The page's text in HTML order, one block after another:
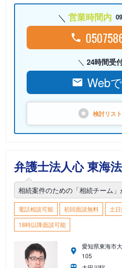
営業時間内
24時間受
Web
検討リス
弁護士法人心 東海
相続案件のための「相続チーム」
電話相談可能 初回面談無料
土
18時以降面談可能
愛知県東海市
105